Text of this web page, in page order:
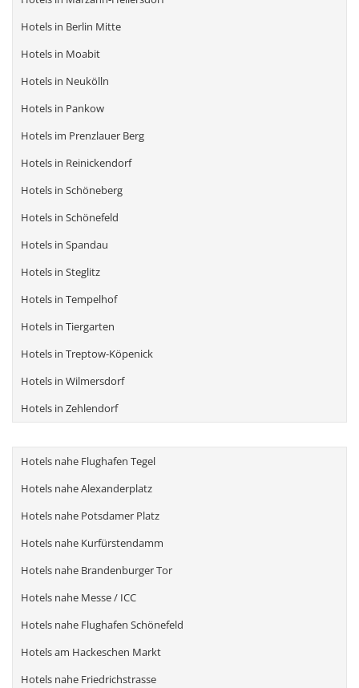
Hotels in Berlin Mitte
Hotels in Moabit
Hotels in Neukölln
Hotels in Pankow
Hotels im Prenzlauer Berg
Hotels in Reinickendorf
Hotels in Schöneberg
Hotels in Schönefeld
Hotels in Spandau
Hotels in Steglitz
Hotels in Tempelhof
Hotels in Tiergarten
Hotels in Treptow-Köpenick
Hotels in Wilmersdorf
Hotels in Zehlendorf
Hotels nahe Flughafen Tegel
Hotels nahe Alexanderplatz
Hotels nahe Potsdamer Platz
Hotels nahe Kurfürstendamm
Hotels nahe Brandenburger Tor
Hotels nahe Messe / ICC
Hotels nahe Flughafen Schönefeld
Hotels am Hackeschen Markt
Hotels nahe Friedrichstrasse